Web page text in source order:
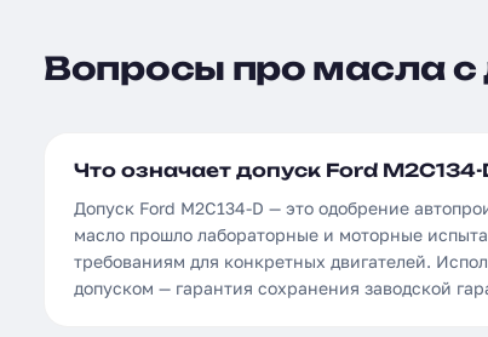
Вопросы про масла с
Что означает допуск Ford M2C134-
Допуск Ford M2C134-D — это одобрение
масло прошло лабораторные и моторные
требованиям для конкретных двигателей.
допуском — гарантия сохранения заводской